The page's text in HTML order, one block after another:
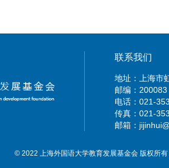
联系我们
地址：上海市
邮编：200083
电话：021-
传真：021-
邮箱：
© 2022 上海外国语大学教育发展基金会 版权所